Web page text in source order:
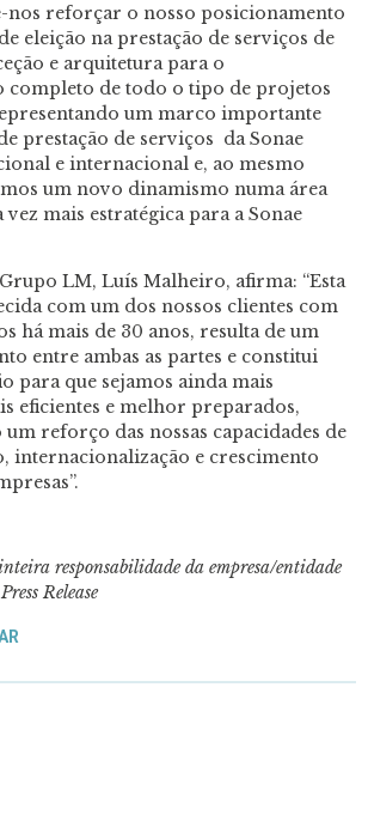
reforçar o nosso posicionamento
eleição na prestação de serviços de
e arquitetura para o
completo de todo o tipo de projetos
um marco importante
prestação de serviços da Sonae
e internacional e, ao mesmo
um novo dinamismo numa área
vez mais estratégica para a Sonae
LM, Luís Malheiro, afirma: “Esta
com um dos nossos clientes com
há mais de 30 anos, resulta de um
entre ambas as partes e constitui
para que sejamos ainda mais
eficientes e melhor preparados,
reforço das nossas capacidades de
internacionalização e crescimento
responsabilidade da empresa/entidade
Release